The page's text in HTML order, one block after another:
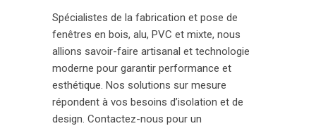
Spécialistes de la fabrication et pose de
fenêtres en bois, alu, PVC et mixte, nous
allions savoir-faire artisanal et technologie
moderne pour garantir performance et
esthétique. Nos solutions sur mesure
répondent à vos besoins d’isolation et de
design. Contactez-nous pour un